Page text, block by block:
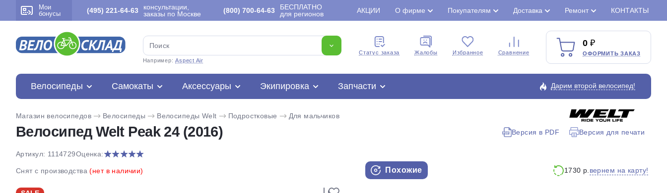
Мои
бонусы
(495) 221-64-63
консультации,
заказы по Москве
(800) 700-64-63
БЕСПЛАТНО
для регионов
АКЦИИ О фирме Покупателям Доставка Ремонт КОНТАКТЫ
Например:Aspect Air
Cтатус заказа Жалобы Избранное Сравнение
0
ОФОРМИТЬ ЗАКАЗ
Велосипеды Самокаты Аксессуары Экипировка Запчасти Дарим второй велосипед!
Магазин велосипедов Велосипеды Велосипеды Welt Подростковые Для мальчиков
Велосипед Welt Peak 24 (2016) Версия в PDF Версия для печати
Артикул: 1114729Оценка:
Снят с производства(нет в наличии) Похожие 1730 р. вернем на карту!